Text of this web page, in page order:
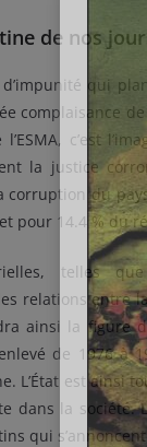
de nos
qui
complaisance
c’est
la justice
du
pour 14.4 % du
telles
relations entre
ainsi la figure
de 1976 à
L’État est ainsi
dans la société.
qui